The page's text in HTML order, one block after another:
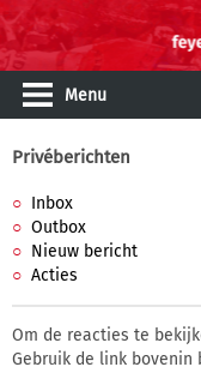
Menu
Privéberichten
Inbox
Outbox
Nieuw bericht
Acties
Om de reacties te
Gebruik de link bovenin